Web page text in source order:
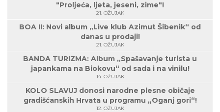
"Proljeća, ljeta, jeseni, zime"!
21. OŽUJAK
BOA II: Novi album „Live klub Azimut Šibenik“ od
danas u prodaji!
21. OŽUJAK
BANDA TURIZMA: Album „Spašavanje turista u
japankama na Biokovu“ od sada i na vinilu!
14. OŽUJAK
KOLO SLAVUJ donosi narodne plesne običaje
gradišćanskih Hrvata u programu „Oganj gori“!
12. OŽUJAK